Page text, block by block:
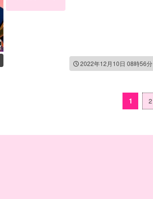
2022年12月10日 08時56分
1 2